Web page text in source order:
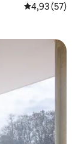
4,93 de uma
4,93 (57)